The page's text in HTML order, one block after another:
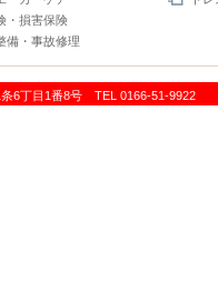
・損害保険
備・事故修理
6丁目1番8号 TEL 0166-51-9922